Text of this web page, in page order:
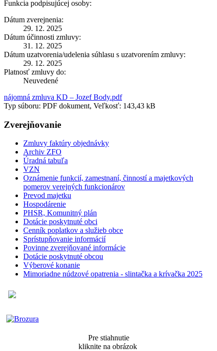
Funkcia podpisujúcej osoby:
Dátum zverejnenia:
29. 12. 2025
Dátum účinnosti zmluvy:
31. 12. 2025
Dátum uzatvorenia/udelenia súhlasu s uzatvorením zmluvy:
29. 12. 2025
Platnosť zmluvy do:
Neuvedené
nájomná zmluva KD – Jozef Body.pdf
Typ súboru: PDF dokument, Veľkosť: 143,43 kB
Zverejňovanie
Zmluvy faktúry objednávky
Archiv ZFO
Úradná tabuľa
VZN
Oznámenie funkcií, zamestnaní, činností a majetkových
pomerov verejných funkcionárov
Prevod majetku
Hospodárenie
PHSR, Komunitný plán
Dotácie poskytnuté obci
Cenník poplatkov a služieb obce
Sprístupňovanie informácií
Povinne zverejňované informácie
Dotácie poskytnuté obcou
Výberové konanie
Mimoriadne núdzové opatrenia - slintačka a krívačka 2025
Pre stiahnutie
kliknite na obrázok